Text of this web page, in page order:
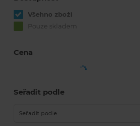
Všehno zboží
Pouze skladem
Cena
Seřadit podle
Seřadit podle